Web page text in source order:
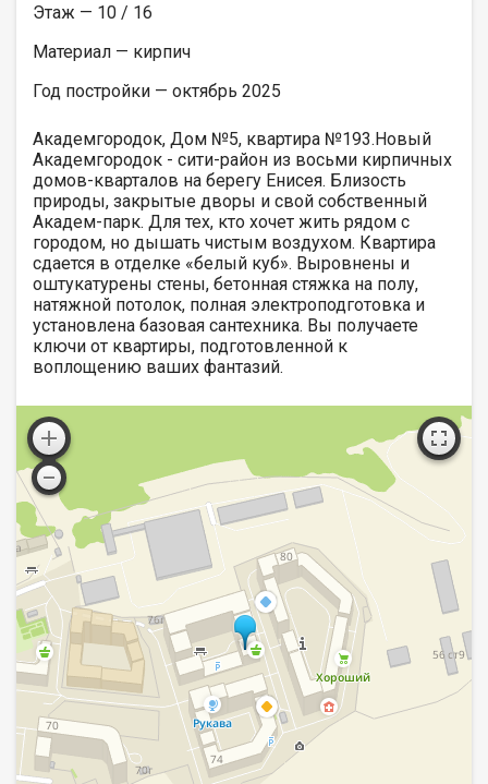
Этаж — 10 / 16
Материал — кирпич
Год постройки — октябрь 2025
Академгородок, Дом №5, квартира №193.Новый
Академгородок - сити-район из восьми кирпичных
домов-кварталов на берегу Енисея. Близость
природы, закрытые дворы и свой собственный
Академ-парк. Для тех, кто хочет жить рядом с
городом, но дышать чистым воздухом. Квартира
сдается в отделке «белый куб». Выровнены и
оштукатурены стены, бетонная стяжка на полу,
натяжной потолок, полная электроподготовка и
установлена базовая сантехника. Вы получаете
ключи от квартиры, подготовленной к
воплощению ваших фантазий.